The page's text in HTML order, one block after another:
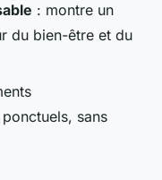
: montre un
du bien-être et du
sans